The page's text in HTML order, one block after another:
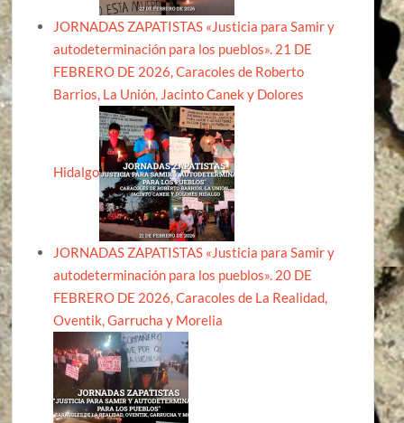
JORNADAS ZAPATISTAS «Justicia para Samir y
autodeterminación para los pueblos». 21 DE
FEBRERO DE 2026, Caracoles de Roberto
Barrios, La Unión, Jacinto Canek y Dolores
Hidalgo
JORNADAS ZAPATISTAS «Justicia para Samir y
autodeterminación para los pueblos». 20 DE
FEBRERO DE 2026, Caracoles de La Realidad,
Oventik, Garrucha y Morelia